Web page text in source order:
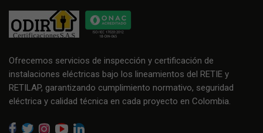
Ofrecemos servicios de inspección y certificación de
instalaciones eléctricas bajo los lineamientos del RETIE y
RETILAP, garantizando cumplimiento normativo, seguridad
eléctrica y calidad técnica en cada proyecto en Colombia.